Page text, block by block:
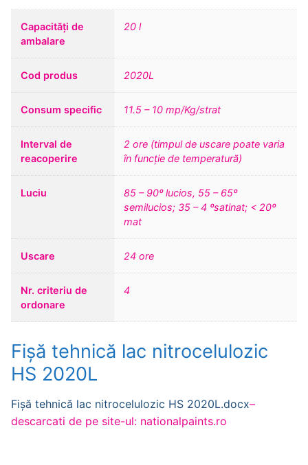
Capacități de
ambalare
20 l
Cod produs 2020L
Consum specific 11.5 – 10 mp/Kg/strat
Interval de
reacoperire
2 ore (timpul de uscare poate varia
în funcție de temperatură)
Luciu
85 – 90º lucios, 55 – 65º
semilucios; 35 – 4 ºsatinat; < 20º
mat
Uscare 24 ore
Nr. criteriu de
ordonare
4
Fișă tehnică lac nitrocelulozic
HS 2020L
Fișă tehnică lac nitrocelulozic HS 2020L.docx–
descarcati de pe site-ul: nationalpaints.ro